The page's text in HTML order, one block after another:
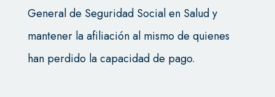
General de Seguridad Social en Salud y
mantener la afiliación al mismo de quienes
han perdido la capacidad de pago.